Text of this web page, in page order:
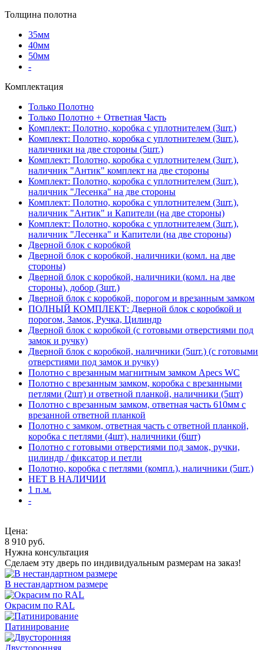
Толщина полотна
35мм
40мм
50мм
-
Комплектация
Только Полотно
Только Полотно + Ответная Часть
Комплект: Полотно, коробка с уплотнителем (3шт.)
Комплект: Полотно, коробка с уплотнителем (3шт.),
наличники на две стороны (5шт.)
Комплект: Полотно, коробка с уплотнителем (3шт.),
наличник "Антик" комплект на две стороны
Комплект: Полотно, коробка с уплотнителем (3шт.),
наличник "Лесенка" на две стороны
Комплект: Полотно, коробка с уплотнителем (3шт.),
наличник "Антик" и Капители (на две стороны)
Комплект: Полотно, коробка с уплотнителем (3шт.),
наличник "Лесенка" и Капители (на две стороны)
Дверной блок с коробкой
Дверной блок с коробкой, наличники (комл. на две
стороны)
Дверной блок с коробкой, наличники (комл. на две
стороны), добор (3шт.)
Дверной блок с коробкой, порогом и врезанным замком
ПОЛНЫЙ КОМПЛЕКТ: Дверной блок с коробкой и
порогом, Замок, Ручка, Цилиндр
Дверной блок с коробкой (с готовыми отверстиями под
замок и ручку)
Дверной блок с коробкой, наличники (5шт.) (с готовыми
отверстиями под замок и ручку)
Полотно с врезанным магнитным замком Apecs WC
Полотно с врезанным замком, коробка с врезанными
петлями (2шт) и ответной планкой, наличники (5шт)
Полотно с врезанным замком, ответная часть 610мм с
врезанной ответной планкой
Полотно с замком, ответная часть с ответной планкой,
коробка с петлями (4шт), наличники (6шт)
Полотно с готовыми отверстиями под замок, ручки,
цилиндр / фиксатор и петли
Полотно, коробка с петлями (компл.), наличники (5шт.)
НЕТ В НАЛИЧИИ
1 п.м.
-
Цена:
8 910 руб.
Нужна консультация
Сделаем эту дверь по индивидуальным размерам на заказ!
В нестандартном размере
Окрасим по RAL
Патинирование
Двусторонняя